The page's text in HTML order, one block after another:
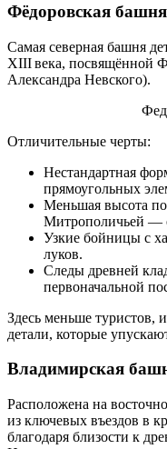
Фёдоровская башня
Самая северная башня
XIII века, посвящённой
Александра Невского).
Отличительные черты:
Нестандартная
прямоугольных
Меньшая высота
Митрополичьей —
Узкие бойницы с
луков.
Следы древней
первоначальной
Здесь меньше туристов,
детали, которые
Владимирская
Расположена на
из ключевых въездов в
благодаря близости к